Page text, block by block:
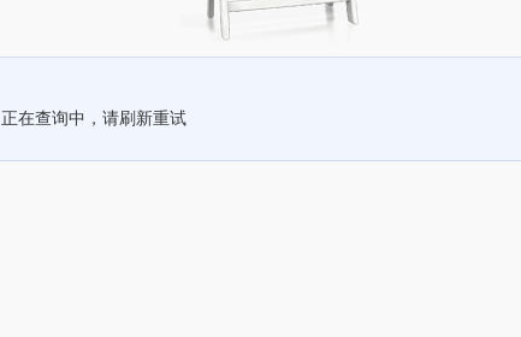
正在查询中，请刷新重试